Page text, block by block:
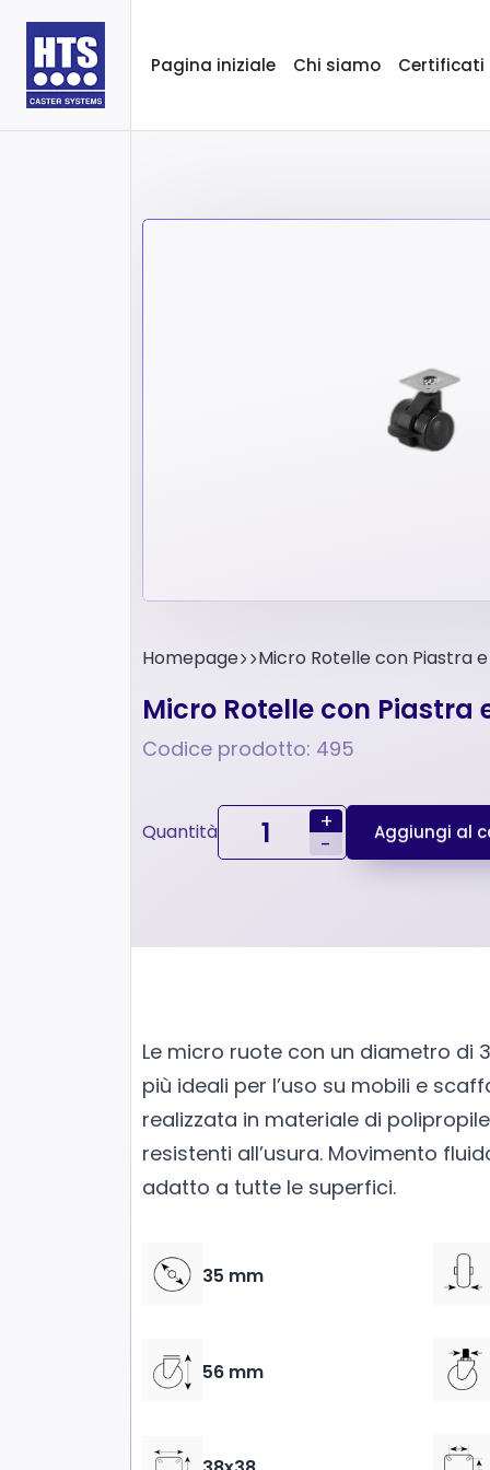
Pagina iniziale Chi siamo Certificati
Homepage Micro Rotelle con Piastra
Micro Rotelle con Piastra
Codice prodotto: 495
Quantità
+
-
Aggiungi al
Le micro ruote con un diametro di
più ideali per l’uso su mobili e
realizzata in materiale di
resistenti all’usura. Movimento
adatto a tutte le superfici.
35 mm
56 mm